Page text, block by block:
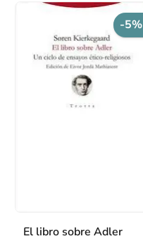
-5%
El libro sobre Adler